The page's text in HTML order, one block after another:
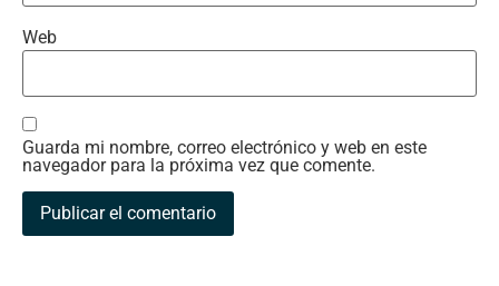
Web
Guarda mi nombre, correo electrónico y web en este
navegador para la próxima vez que comente.